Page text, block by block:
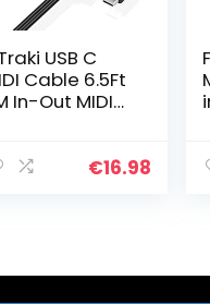
USB C
Cable 6.5Ft
In-Out MIDI
5 PIN
€16.98